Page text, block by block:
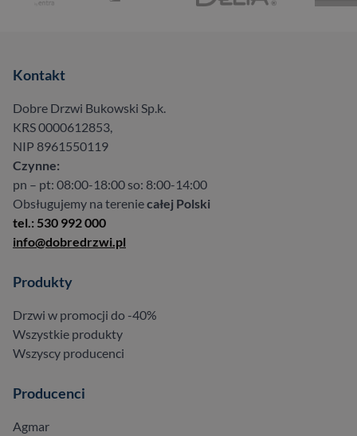
Kontakt
Dobre Drzwi Bukowski Sp.k.
KRS 0000612853,
NIP 8961550119
Czynne:
pn – pt: 08:00-18:00 so: 8:00-14:00
Obsługujemy na tereniecałej Polski
tel.: 530 992 000
info@dobredrzwi.pl
Produkty
Drzwi w promocji do -40%
Wszystkie produkty
Wszyscy producenci
Producenci
Agmar